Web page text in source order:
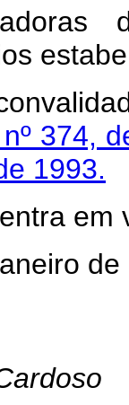
374,
1993.
em
de